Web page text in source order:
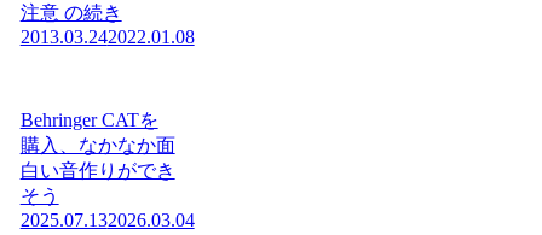
注意 の続き
2013.03.242022.01.08
Behringer CATを
購入、なかなか面
白い音作りができ
そう
2025.07.132026.03.04